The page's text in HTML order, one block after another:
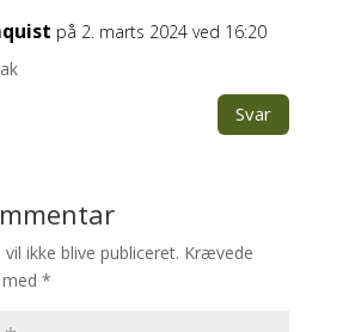
på 2. marts 2024 ved 16:20
Svar
ikke blive publiceret. Krævede
*